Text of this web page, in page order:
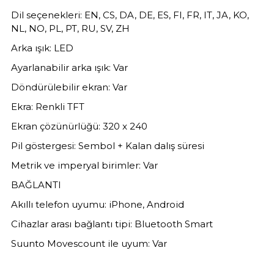
Dil seçenekleri: EN, CS, DA, DE, ES, FI, FR, IT, JA, KO,
NL, NO, PL, PT, RU, SV, ZH
Arka ışık: LED
Ayarlanabilir arka ışık: Var
Döndürülebilir ekran: Var
Ekra: Renkli TFT
Ekran çözünürlüğü: 320 x 240
Pil göstergesi: Sembol + Kalan dalış süresi
Metrik ve imperyal birimler: Var
BAĞLANTI
Akıllı telefon uyumu: iPhone, Android
Cihazlar arası bağlantı tipi: Bluetooth Smart
Suunto Movescount ile uyum: Var